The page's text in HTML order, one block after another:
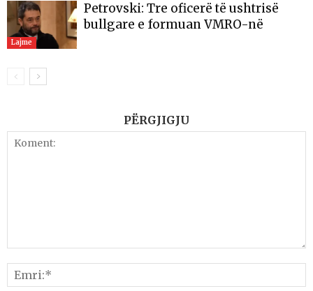
Lajme
Petrovski: Tre oficerë të ushtrisë
bullgare e formuan VMRO-në
PËRGJIGJU